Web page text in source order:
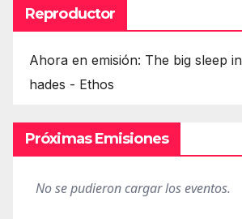
Reproductor
Ahora en emisión: The big sleep
hades - Ethos
Próximas Emisiones